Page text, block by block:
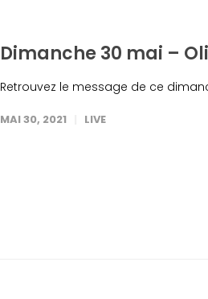
Dimanche 30 mai –
Retrouvez le message de ce
MAI 30, 2021 LIVE